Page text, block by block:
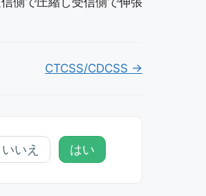
CTCSS/CDCSS →
いいえ はい